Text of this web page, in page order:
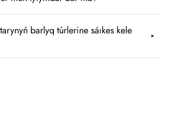
barlyq túrlerine sáıkes kele